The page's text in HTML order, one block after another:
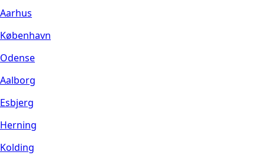
Aarhus
København
Odense
Aalborg
Esbjerg
Herning
Kolding